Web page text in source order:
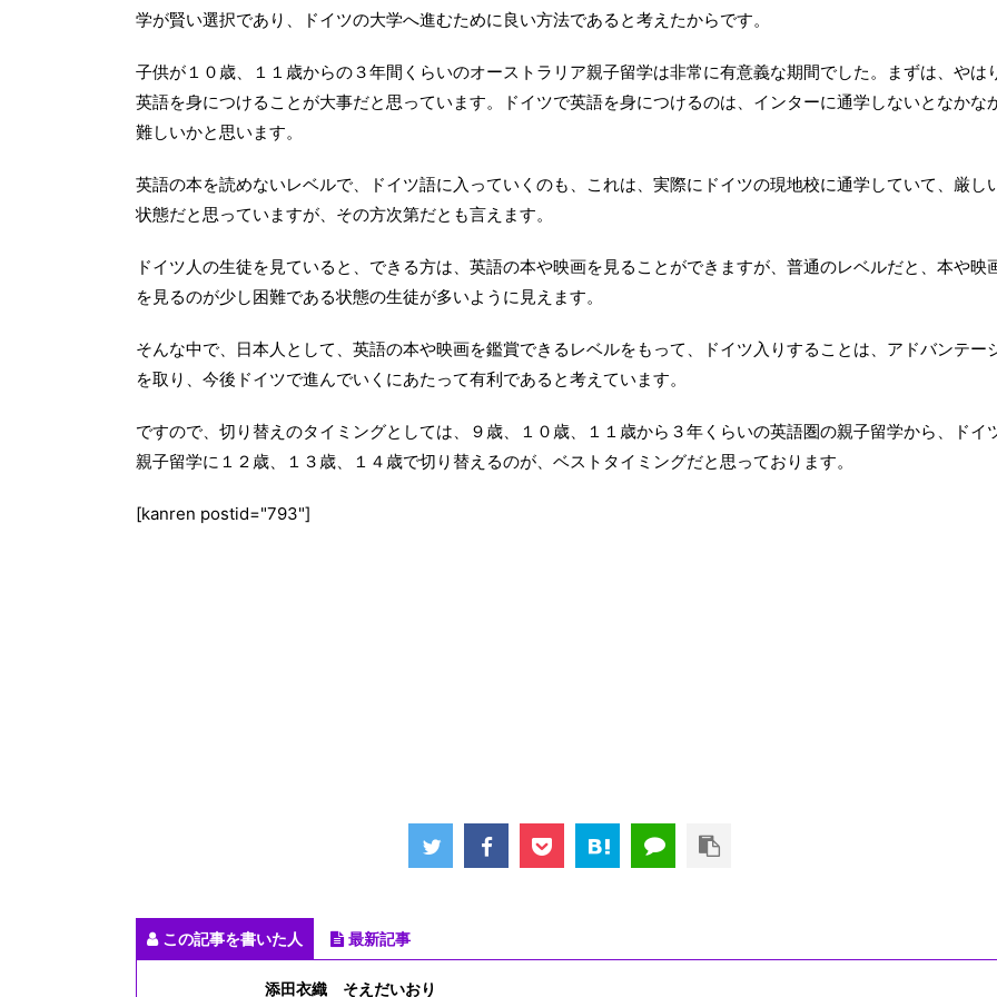
学が賢い選択であり、ドイツの大学へ進むために良い方法であると考えたからです。
子供が１０歳、１１歳からの３年間くらいのオーストラリア親子留学は非常に有意義な期間でした。まずは、やは
英語を身につけることが大事だと思っています。ドイツで英語を身につけるのは、インターに通学しないとなかな
難しいかと思います。
英語の本を読めないレベルで、ドイツ語に入っていくのも、これは、実際にドイツの現地校に通学していて、厳し
状態だと思っていますが、その方次第だとも言えます。
ドイツ人の生徒を見ていると、できる方は、英語の本や映画を見ることができますが、普通のレベルだと、本や映
を見るのが少し困難である状態の生徒が多いように見えます。
そんな中で、日本人として、英語の本や映画を鑑賞できるレベルをもって、ドイツ入りすることは、アドバンテー
を取り、今後ドイツで進んでいくにあたって有利であると考えています。
ですので、切り替えのタイミングとしては、９歳、１０歳、１１歳から３年くらいの英語圏の親子留学から、ドイ
親子留学に１２歳、１３歳、１４歳で切り替えるのが、ベストタイミングだと思っております。
[kanren postid="793"]
この記事を書いた人 最新記事
添田衣織 そえだいおり